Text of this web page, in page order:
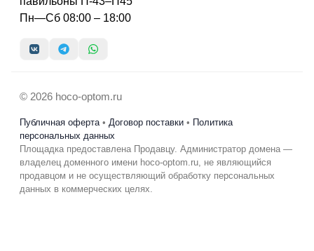
Пн—Сб 08:00 – 18:00
© 2026 hoco-optom.ru
Публичная оферта• Договор поставки • Политика
персональных данных
Площадка предоставлена Продавцу. Администратор домена —
владелец доменного имени hoco-optom.ru, не являющийся
продавцом и не осуществляющий обработку персональных
данных в коммерческих целях.